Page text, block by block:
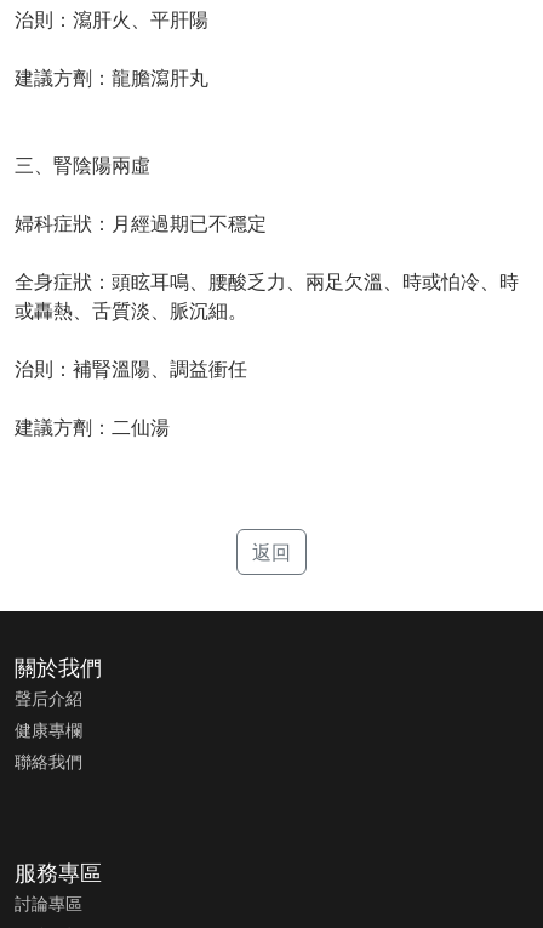
治則：瀉肝火、平肝陽
建議方劑：龍膽瀉肝丸
三、腎陰陽兩虛
婦科症狀：月經過期已不穩定
全身症狀：頭眩耳鳴、腰酸乏力、兩足欠溫、時或怕冷、時
或轟熱、舌質淡、脈沉細。
治則：補腎溫陽、調益衝任
建議方劑：二仙湯
返回
關於我們
聲后介紹
健康專欄
聯絡我們
服務專區
討論專區